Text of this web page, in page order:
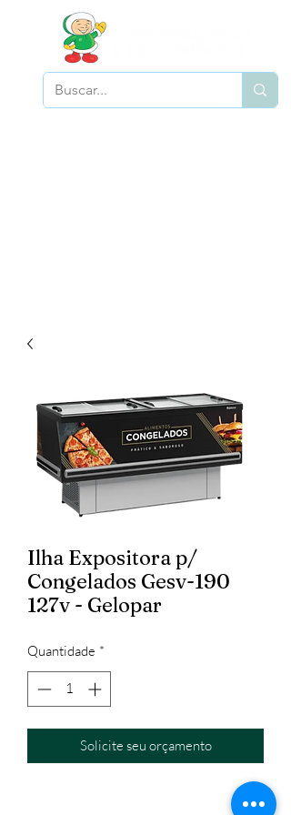
Ilha Expositora p/
Congelados Gesv-190
127v - Gelopar
Quantidade *
Solicite seu orçamento